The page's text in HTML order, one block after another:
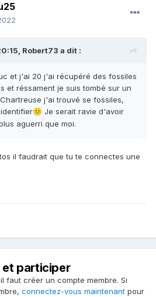
Robert73 a dit :
et j'ai 20 j'ai récupéré des fossiles
et réssament je suis tombé sur un
j'ai trouvé se fossiles,
😕 Je serait ravie d'avoir
aguerri que moi.
il faudrait que tu te connectes une
et participer
faut créer un compte membre. Si
connectez-vous maintenant pour